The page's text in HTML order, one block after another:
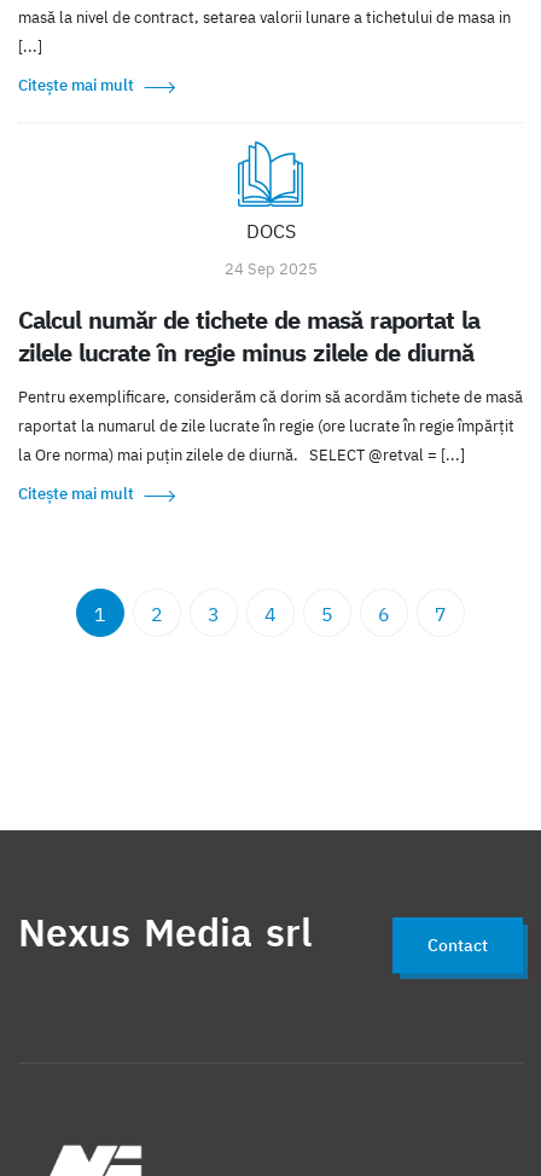
masă la nivel de contract, setarea valorii lunare a tichetului de masa in
[...]
Citește mai mult
DOCS
24 Sep 2025
Calcul număr de tichete de masă raportat la
zilele lucrate în regie minus zilele de diurnă
Pentru exemplificare, considerăm că dorim să acordăm tichete de masă
raportat la numarul de zile lucrate în regie (ore lucrate în regie împărțit
la Ore norma) mai puțin zilele de diurnă. SELECT @retval = [...]
Citește mai mult
1 2 3 4 5 6 7
Nexus Media srl Contact